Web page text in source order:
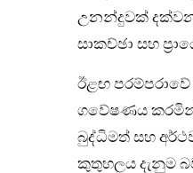
උනන්දුවක්
සාකච්ඡා සහ
ඊළඟ
ගවේෂණය
බුද්ධිමත් සහ
කුතුහලය දැනුම